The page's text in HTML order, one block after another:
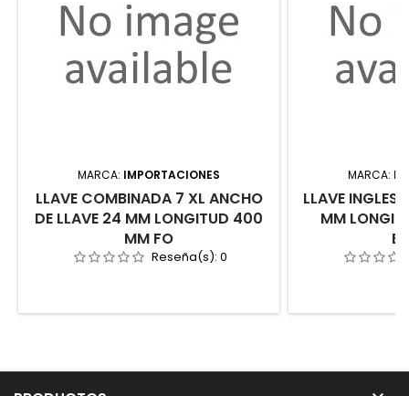
MARCA: IMPORTACIONES
LLAVE COMBINADA 7 XL ANCHO
DE LLAVE 24 MM LONGITUD 400
MM FO
Reseña(s): 0
MARCA:
LLAVE
MM